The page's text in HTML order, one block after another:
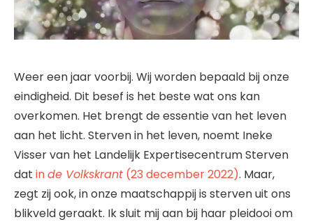
Weer een jaar voorbij. Wij worden bepaald bij onze
eindigheid. Dit besef is het beste wat ons kan
overkomen. Het brengt de essentie van het leven
aan het licht. Sterven in het leven, noemt Ineke
Visser van het Landelijk Expertisecentrum Sterven
dat inde Volkskrant (23 december 2022). Maar,
zegt zij ook, in onze maatschappij is sterven uit ons
blikveld geraakt. Ik sluit mij aan bij haar pleidooi om